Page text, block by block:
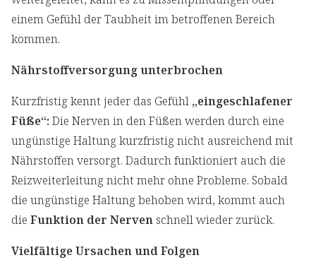
einem Gefühl der Taubheit im betroffenen Bereich
kommen.
Nährstoffversorgung unterbrochen
Kurzfristig kennt jeder das Gefühl „eingeschlafener
Füße“: Die Nerven in den Füßen werden durch eine
ungünstige Haltung kurzfristig nicht ausreichend mit
Nährstoffen versorgt. Dadurch funktioniert auch die
Reizweiterleitung nicht mehr ohne Probleme. Sobald
die ungünstige Haltung behoben wird, kommt auch
die Funktion der Nerven schnell wieder zurück.
Vielfältige Ursachen und Folgen